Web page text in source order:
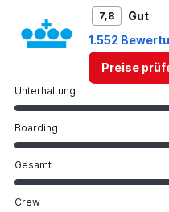
7,8
Gut
1.552
Preise
Unterhaltung
Boarding
Gesamt
Crew